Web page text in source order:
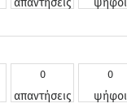
0
απαντήσεις
0
ψήφοι